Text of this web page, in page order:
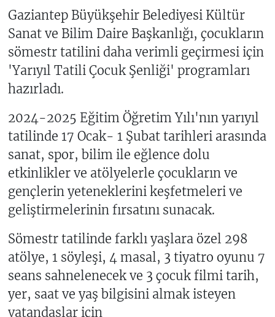
Gaziantep Büyükşehir Belediyesi Kültür
Sanat ve Bilim Daire Başkanlığı, çocukların
sömestr tatilini daha verimli geçirmesi için
'Yarıyıl Tatili Çocuk Şenliği' programları
hazırladı.
2024-2025 Eğitim Öğretim Yılı'nın yarıyıl
tatilinde 17 Ocak- 1 Şubat tarihleri arasında
sanat, spor, bilim ile eğlence dolu
etkinlikler ve atölyelerle çocukların ve
gençlerin yeteneklerini keşfetmeleri ve
geliştirmelerinin fırsatını sunacak.
Sömestr tatilinde farklı yaşlara özel 298
atölye, 1 söyleşi, 4 masal, 3 tiyatro oyunu 7
seans sahnelenecek ve 3 çocuk filmi tarih,
yer, saat ve yaş bilgisini almak isteyen
vatandaşlar için